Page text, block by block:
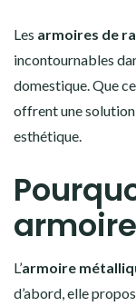
Les armoires de
incontournables
domestique. Que
offrent une
esthétique.
L’armoire
d’abord, elle